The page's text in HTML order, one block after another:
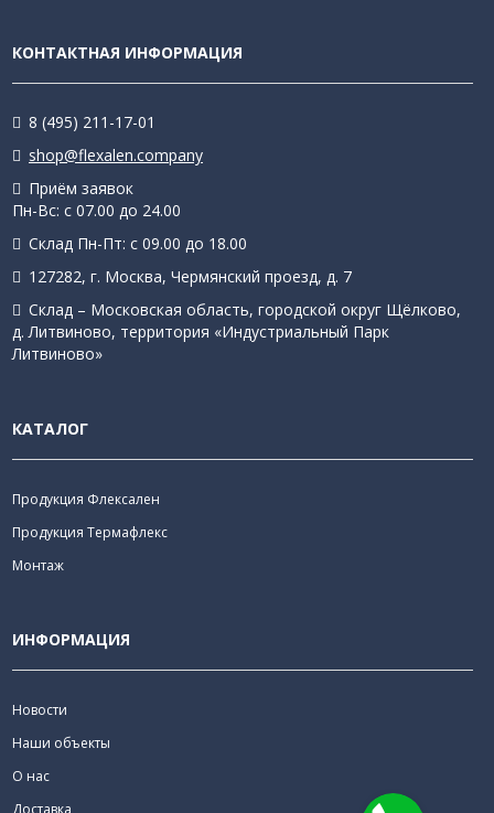
КОНТАКТНАЯ ИНФОРМАЦИЯ
8 (495) 211-17-01
shop@flexalen.company
Приём заявок
Пн-Вс: с 07.00 до 24.00
Склад Пн-Пт: с 09.00 до 18.00
127282, г. Москва, Чермянский проезд, д. 7
Склад – Московская область, городской округ Щёлково,
д. Литвиново, территория «Индустриальный Парк
Литвиново»
КАТАЛОГ
Продукция Флексален
Продукция Термафлекс
Монтаж
ИНФОРМАЦИЯ
Новости
Наши объекты
О нас
Доставка